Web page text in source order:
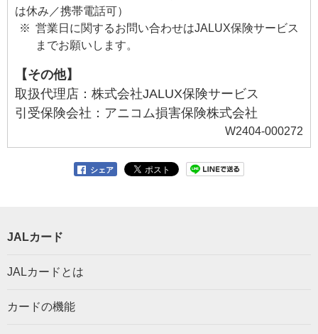
は休み／携帯電話可）
営業日に関するお問い合わせはJALUX保険サービス
までお願いします。
【その他】
取扱代理店：株式会社JALUX保険サービス
引受保険会社：アニコム損害保険株式会社
W2404-000272
シェア
JALカード
JALカードとは
カードの機能